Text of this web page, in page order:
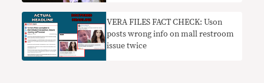
VERA FILES FACT CHECK: Uson
posts wrong info on mall restroom
issue twice